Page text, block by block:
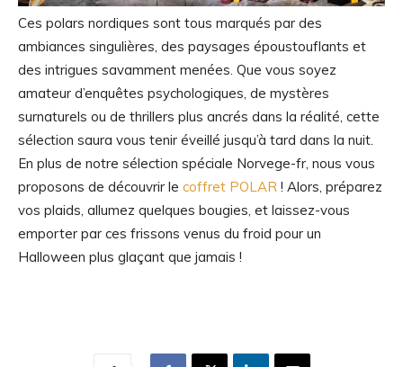
Ces polars nordiques sont tous marqués par des
ambiances singulières, des paysages époustouflants et
des intrigues savamment menées. Que vous soyez
amateur d’enquêtes psychologiques, de mystères
surnaturels ou de thrillers plus ancrés dans la réalité, cette
sélection saura vous tenir éveillé jusqu’à tard dans la nuit.
En plus de notre sélection spéciale Norvege-fr, nous vous
proposons de découvrir le coffret POLAR ! Alors, préparez
vos plaids, allumez quelques bougies, et laissez-vous
emporter par ces frissons venus du froid pour un
Halloween plus glaçant que jamais !